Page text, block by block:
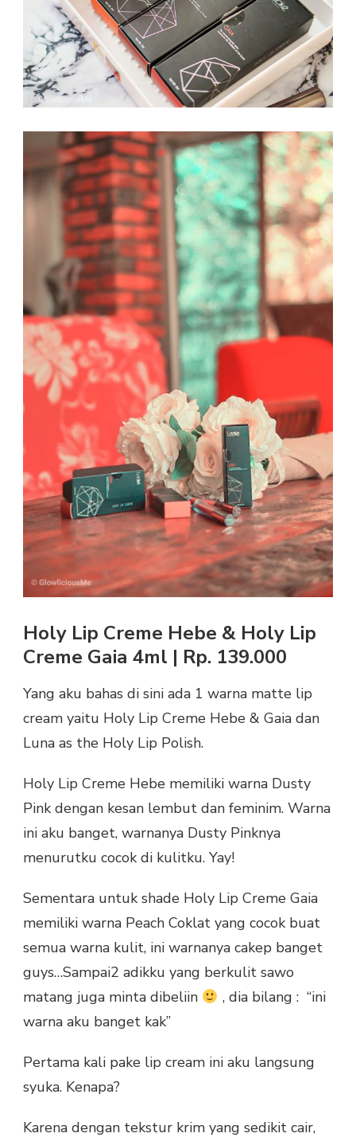
Holy Lip Creme Hebe & Holy Lip
Creme Gaia 4ml | Rp. 139.000
Yang aku bahas di sini ada 1 warna matte lip
cream yaitu Holy Lip Creme Hebe & Gaia dan
Luna as the Holy Lip Polish.
Holy Lip Creme Hebe memiliki warna Dusty
Pink dengan kesan lembut dan feminim. Warna
ini aku banget, warnanya Dusty Pinknya
menurutku cocok di kulitku. Yay!
Sementara untuk shade Holy Lip Creme Gaia
memiliki warna Peach Coklat yang cocok buat
semua warna kulit, ini warnanya cakep banget
guys…Sampai2 adikku yang berkulit sawo
matang juga minta dibeliin
, dia bilang : “ini
warna aku banget kak”
Pertama kali pake lip cream ini aku langsung
syuka. Kenapa?
Karena dengan tekstur krim yang sedikit cair,